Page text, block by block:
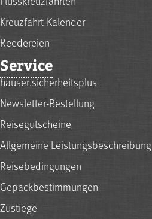
Kreuzfahrt-Kalender
Reedereien
Service
hauser.sicherheitsplus
Newsletter-Bestellung
Reisegutscheine
Allgemeine Leistungsbeschreibung
Reisebedingungen
Gepäckbestimmungen
Zustiege